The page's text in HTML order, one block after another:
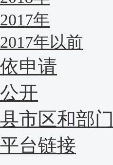
2017年
2017年以前
依申请
公开
县市区和部门
平台链接